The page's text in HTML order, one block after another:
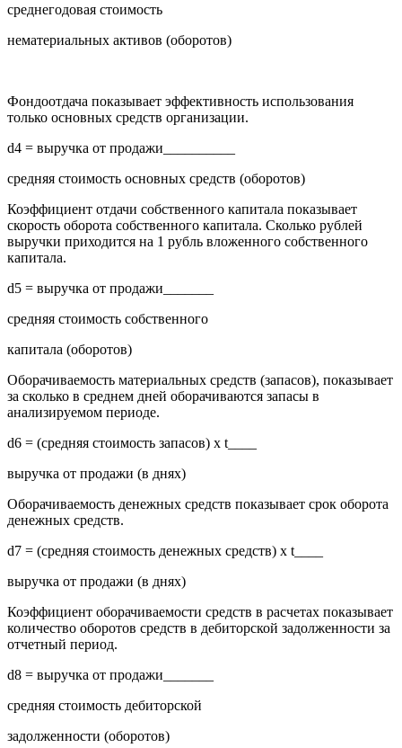
среднегодовая стоимость
нематериальных активов (оборотов)
Фондоотдача показывает эффективность использования
только основных средств организации.
d4 = выручка от продажи__________
средняя стоимость основных средств (оборотов)
Коэффициент отдачи собственного капитала показывает
скорость оборота собственного капитала. Сколько рублей
выручки приходится на 1 рубль вложенного собственного
капитала.
d5 = выручка от продажи_______
средняя стоимость собственного
капитала (оборотов)
Оборачиваемость материальных средств (запасов), показывает
за сколько в среднем дней оборачиваются запасы в
анализируемом периоде.
d6 = (средняя стоимость запасов) х t____
выручка от продажи (в днях)
Оборачиваемость денежных средств показывает срок оборота
денежных средств.
d7 = (средняя стоимость денежных средств) х t____
выручка от продажи (в днях)
Коэффициент оборачиваемости средств в расчетах показывает
количество оборотов средств в дебиторской задолженности за
отчетный период.
d8 = выручка от продажи_______
средняя стоимость дебиторской
задолженности (оборотов)